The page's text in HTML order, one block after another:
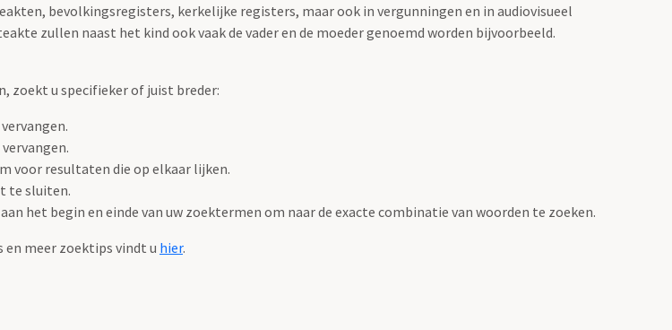
bevolkingsregisters, kerkelijke registers, maar ook in vergunningen en in audiovisueel
zullen naast het kind ook vaak de vader en de moeder genoemd worden bijvoorbeeld.
zoekt u specifieker of juist breder:
voor resultaten die op elkaar lijken.
te sluiten.
aan het begin en einde van uw zoektermen om naar de exacte combinatie van woorden te zoeken.
en meer zoektips vindt u hier.